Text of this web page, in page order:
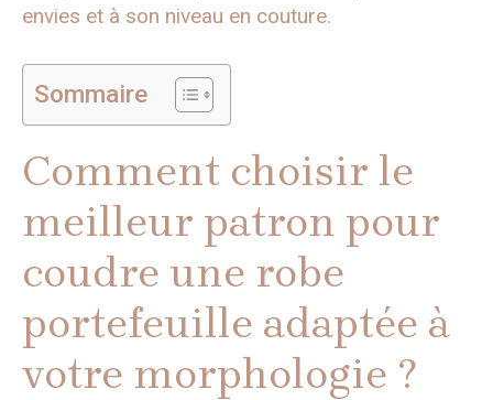
envies et à son niveau en couture.
Sommaire
Comment choisir le
meilleur patron pour
coudre une robe
portefeuille adaptée à
votre morphologie ?